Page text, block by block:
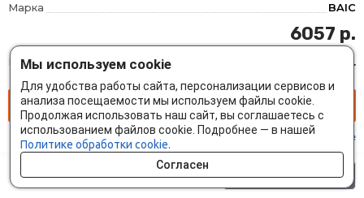
Марка
BAIC
Год
2022-
Материал
Сталь
Толщина
1.5 мм
Объём двигателя
6057 р.
На складе:4 шт. 2 дн.
Подробнее
Мы используем cookie
Для удобства работы сайта, персонализации сервисов и
анализа посещаемости мы используем файлы cookie.
Продолжая использовать наш сайт, вы соглашаетесь с
использованием файлов cookie. Подробнее — в нашей
Политике обработки cookie.
Согласен